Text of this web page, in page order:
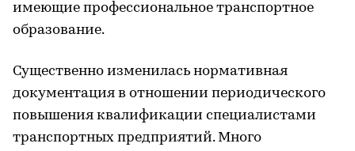
имеющие профессиональное транспортное
образование.
Существенно изменилась нормативная
документация в отношении периодического
повышения квалификации специалистами
транспортных предприятий. Много